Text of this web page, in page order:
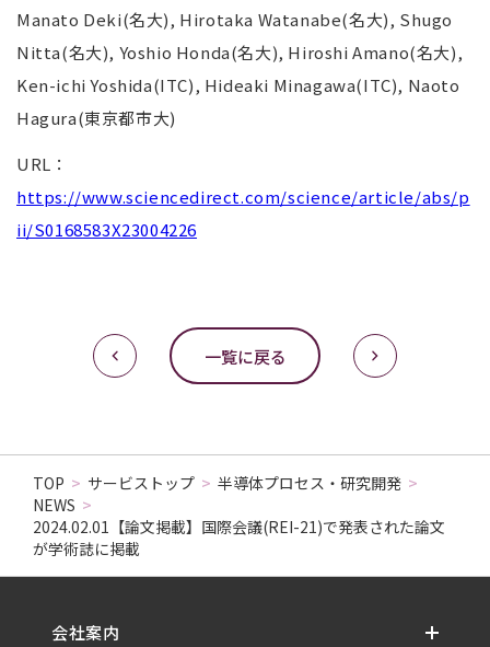
Manato Deki(名大), Hirotaka Watanabe(名大), Shugo
Nitta(名大), Yoshio Honda(名大), Hiroshi Amano(名大),
Ken-ichi Yoshida(ITC), Hideaki Minagawa(ITC), Naoto
Hagura(東京都市大)
URL ：
https://www.sciencedirect.com/science/article/abs/p
ii/S0168583X23004226
一覧に戻る
TOP > サービストップ > 半導体プロセス・研究開発 >
NEWS >
2024.02.01【論文掲載】国際会議(REI-21)で発表された論文
が学術誌に掲載
会社案内